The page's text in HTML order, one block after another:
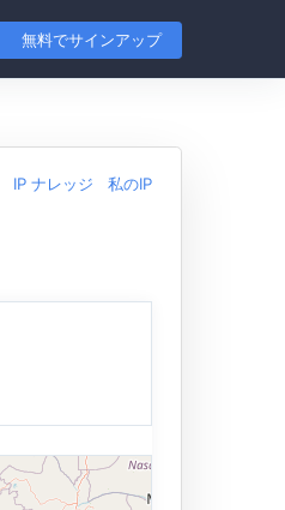
無料でサインアップ
IP ナレッジ 私のIP